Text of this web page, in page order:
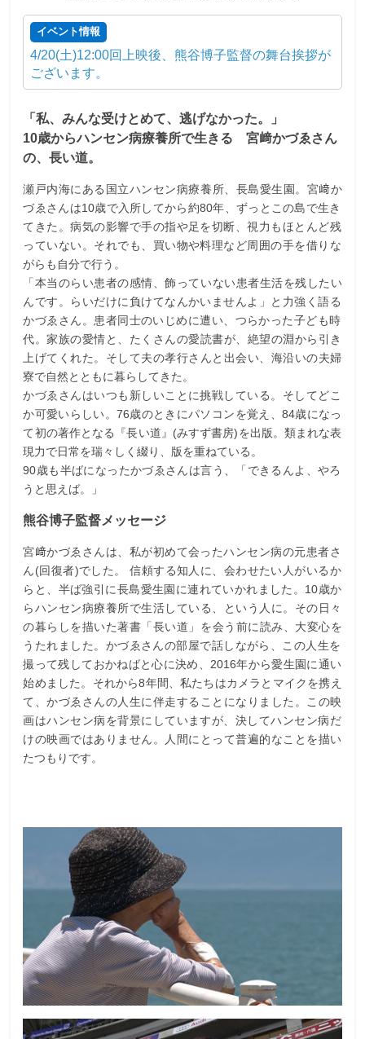
イベント情報
4/20(土)12:00回上映後、熊谷博子監督の舞台挨拶が
ございます。
「私、みんな受けとめて、逃げなかった。」
10歳からハンセン病療養所で生きる 宮﨑かづゑさん
の、長い道。
瀬戸内海にある国立ハンセン病療養所、長島愛生園。宮﨑か
づゑさんは10歳で入所してから約80年、ずっとこの島で生き
てきた。病気の影響で手の指や足を切断、視力もほとんど残
っていない。それでも、買い物や料理など周囲の手を借りな
がらも自分で行う。
「本当のらい患者の感情、飾っていない患者生活を残したい
んです。らいだけに負けてなんかいませんよ」と力強く語る
かづゑさん。患者同士のいじめに遭い、つらかった子ども時
代。家族の愛情と、たくさんの愛読書が、絶望の淵から引き
上げてくれた。そして夫の孝行さんと出会い、海沿いの夫婦
寮で自然とともに暮らしてきた。
かづゑさんはいつも新しいことに挑戦している。そしてどこ
か可愛いらしい。76歳のときにパソコンを覚え、84歳になっ
て初の著作となる『長い道』(みすず書房)を出版。類まれな表
現力で日常を瑞々しく綴り、版を重ねている。
90歳も半ばになったかづゑさんは言う、「できるんよ、やろ
うと思えば。」
熊谷博子監督メッセージ
宮﨑かづゑさんは、私が初めて会ったハンセン病の元患者さ
ん(回復者)でした。 信頼する知人に、会わせたい人がいるか
らと、半ば強引に長島愛生園に連れていかれました。10歳か
らハンセン病療養所で生活している、という人に。その日々
の暮らしを描いた著書「長い道」を会う前に読み、大変心を
うたれました。かづゑさんの部屋で話しながら、この人生を
撮って残しておかねばと心に決め、2016年から愛生園に通い
始めました。それから8年間、私たちはカメラとマイクを携え
て、かづゑさんの人生に伴走することになりました。この映
画はハンセン病を背景にしていますが、決してハンセン病だ
けの映画ではありません。人間にとって普遍的なことを描い
たつもりです。